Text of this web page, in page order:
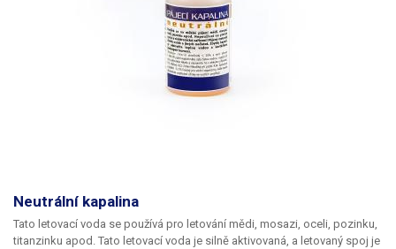
Neutrální kapalina
Tato letovací voda se používá pro letování mědi, mosazi, oceli, pozinku,
titanzinku apod. Tato letovací voda je silně aktivovaná, a letovaný spoj je